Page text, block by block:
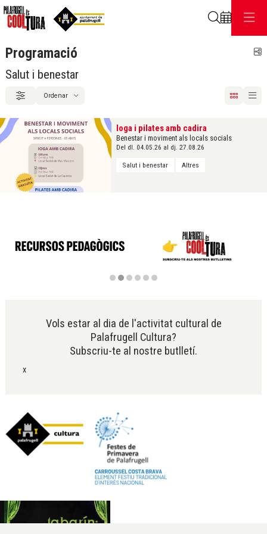
Programació
Salut i benestar
FiltrarOrdenar
Ioga i pilates amb cadira
Benestar i moviment als locals socials
Del dl. 04.05.26 al dj. 27.08.26
Salut i benestar Altres
Vols estar al dia de l'activitat cultural de
Palafrugell Cultura?
Subscriu-te al nostre butlletí.
x